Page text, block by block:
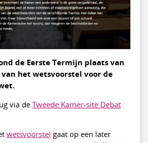
de Eerste Termijn plaats van
het wetsvoorstel voor de
via de Tweede Kamer-site Debat
wetsvoorstel gaat op een later